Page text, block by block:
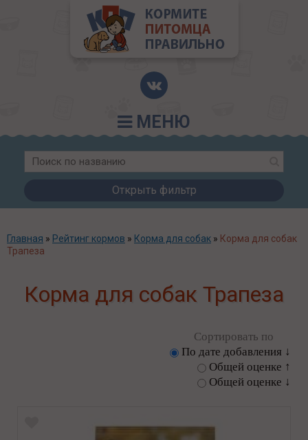
МЕНЮ
Открыть фильтр
Главная » Рейтинг кормов » Корма для собак » Корма для собак
Трапеза
Корма для собак Трапеза
Сортировать по
По дате добавления ↓
Общей оценке ↑
Общей оценке ↓